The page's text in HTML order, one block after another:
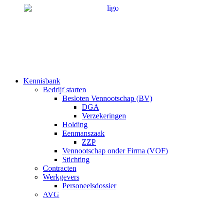
Kennisbank
Bedrijf starten
Besloten Vennootschap (BV)
DGA
Verzekeringen
Holding
Eenmanszaak
ZZP
Vennootschap onder Firma (VOF)
Stichting
Contracten
Werkgevers
Personeelsdossier
AVG